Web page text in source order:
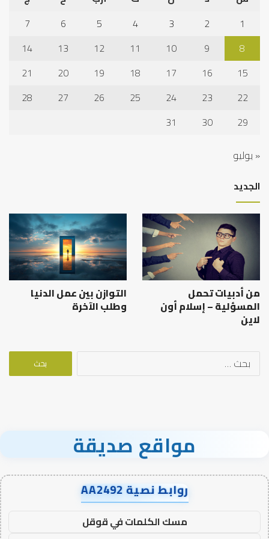
1
2
3
4
5
6
7
8
9
10
11
12
13
14
15
16
17
18
19
20
21
22
23
24
25
26
27
28
29
30
31
« يوليو
الجديد
من أدبيات تحمل
المسؤلية – إسلام أون
لاين
التوازن بين عمل الدنيا
وطلب الآخرة
البحث
مواقع صديقة
روابط نصية AA2492
مسك الكلمات في قوقل